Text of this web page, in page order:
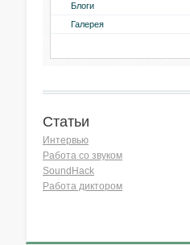
Блоги
Галерея
Статьи
Интервью
Работа со звуком
SoundHack
Работа диктором